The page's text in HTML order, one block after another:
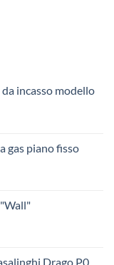
incasso modello
gas piano fisso
Drago P0